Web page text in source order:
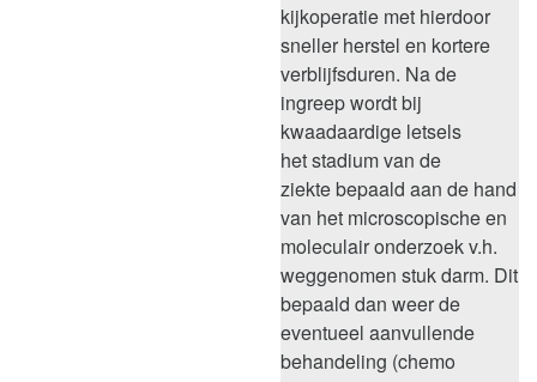
kijkoperatie met hierdoor
sneller herstel en kortere
verblijfsduren. Na de
ingreep wordt bij
kwaadaardige letsels
hetstadium van de
ziektebepaald aan de hand
van het microscopische en
moleculair onderzoek v.h.
weggenomen stuk darm. Dit
bepaald dan weer de
eventueel aanvullende
behandeling (chemo